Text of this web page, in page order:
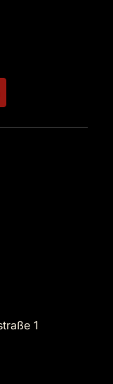
1